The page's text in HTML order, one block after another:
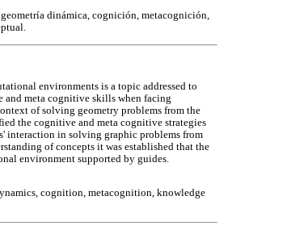
dinámica, cognición, metacognición,
environments is a topic addressed to
and meta cognitive skills when facing
of solving geometry problems from the
the cognitive and meta cognitive strategies
interaction in solving graphic problems from
of concepts it was established that the
environment supported by guides.
cognition, metacognition, knowledge